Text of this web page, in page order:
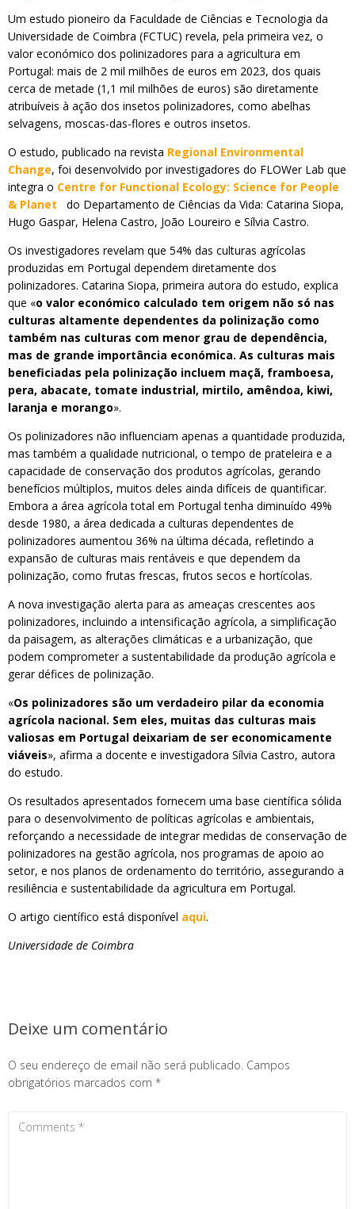
Um estudo pioneiro da Faculdade de Ciências e Tecnologia da
Universidade de Coimbra (FCTUC) revela, pela primeira vez, o
valor económico dos polinizadores para a agricultura em
Portugal: mais de 2 mil milhões de euros em 2023, dos quais
cerca de metade (1,1 mil milhões de euros) são diretamente
atribuíveis à ação dos insetos polinizadores, como abelhas
selvagens, moscas-das-flores e outros insetos.
O estudo, publicado na revista Regional Environmental
Change, foi desenvolvido por investigadores do FLOWer Lab que
integra o Centre for Functional Ecology: Science for People
& Planet
do Departamento de Ciências da Vida: Catarina Siopa,
Hugo Gaspar, Helena Castro, João Loureiro e Sílvia Castro.
Os investigadores revelam que 54% das culturas agrícolas
produzidas em Portugal dependem diretamente dos
polinizadores. Catarina Siopa, primeira autora do estudo, explica
que «o valor económico calculado tem origem não só nas
culturas altamente dependentes da polinização como
também nas culturas com menor grau de dependência,
mas de grande importância económica. As culturas mais
beneficiadas pela polinização incluem maçã, framboesa,
pera, abacate, tomate industrial, mirtilo, amêndoa, kiwi,
laranja e morango».
Os polinizadores não influenciam apenas a quantidade produzida,
mas também a qualidade nutricional, o tempo de prateleira e a
capacidade de conservação dos produtos agrícolas, gerando
benefícios múltiplos, muitos deles ainda difíceis de quantificar.
Embora a área agrícola total em Portugal tenha diminuído 49%
desde 1980, a área dedicada a culturas dependentes de
polinizadores aumentou 36% na última década, refletindo a
expansão de culturas mais rentáveis e que dependem da
polinização, como frutas frescas, frutos secos e hortícolas.
A nova investigação alerta para as ameaças crescentes aos
polinizadores, incluindo a intensificação agrícola, a simplificação
da paisagem, as alterações climáticas e a urbanização, que
podem comprometer a sustentabilidade da produção agrícola e
gerar défices de polinização.
«Os polinizadores são um verdadeiro pilar da economia
agrícola nacional. Sem eles, muitas das culturas mais
valiosas em Portugal deixariam de ser economicamente
viáveis», afirma a docente e investigadora Sílvia Castro, autora
do estudo.
Os resultados apresentados fornecem uma base científica sólida
para o desenvolvimento de políticas agrícolas e ambientais,
reforçando a necessidade de integrar medidas de conservação de
polinizadores na gestão agrícola, nos programas de apoio ao
setor, e nos planos de ordenamento do território, assegurando a
resiliência e sustentabilidade da agricultura em Portugal.
O artigo científico está disponível aqui.
Universidade de Coimbra
Deixe um comentário
O seu endereço de email não será publicado. Campos
obrigatórios marcados com *